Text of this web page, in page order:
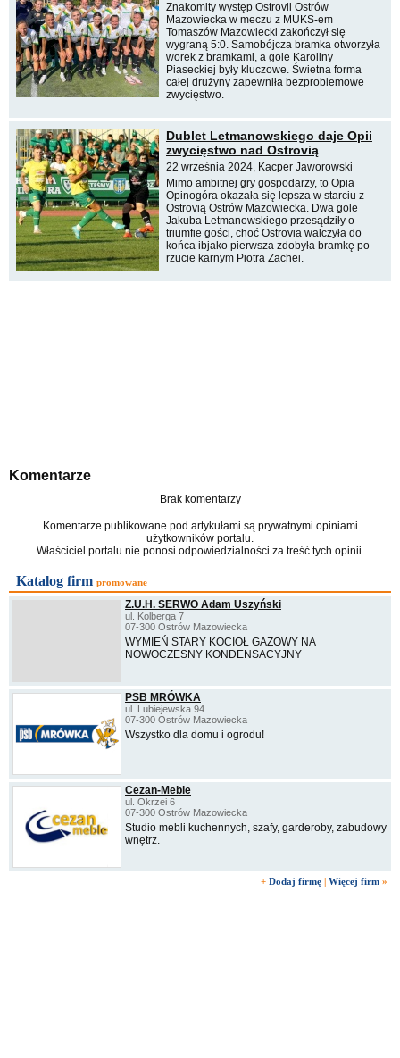
Znakomity występ Ostrovii Ostrów
Mazowiecka w meczu z MUKS-em
Tomaszów Mazowiecki zakończył się
wygraną 5:0. Samobójcza bramka otworzyła
worek z bramkami, a gole Karoliny
Piaseckiej były kluczowe. Świetna forma
całej drużyny zapewniła bezproblemowe
zwycięstwo.
Dublet Letmanowskiego daje Opii
zwycięstwo nad Ostrovią
22 września 2024, Kacper Jaworowski
Mimo ambitnej gry gospodarzy, to Opia
Opinogóra okazała się lepsza w starciu z
Ostrovią Ostrów Mazowiecka. Dwa gole
Jakuba Letmanowskiego przesądziły o
triumfie gości, choć Ostrovia walczyła do
końca ibjako pierwsza zdobyła bramkę po
rzucie karnym Piotra Zachei.
Komentarze
Brak komentarzy
Komentarze publikowane pod artykułami są prywatnymi opiniami
użytkowników portalu.
Właściciel portalu nie ponosi odpowiedzialności za treść tych opinii.
Katalog firm promowane
Z.U.H. SERWO Adam Uszyński
ul. Kolberga 7
07-300 Ostrów Mazowiecka
WYMIEŃ STARY KOCIOŁ GAZOWY NA
NOWOCZESNY KONDENSACYJNY
PSB MRÓWKA
ul. Lubiejewska 94
07-300 Ostrów Mazowiecka
Wszystko dla domu i ogrodu!
Cezan-Meble
ul. Okrzei 6
07-300 Ostrów Mazowiecka
Studio mebli kuchennych, szafy, garderoby, zabudowy
wnętrz.
+ Dodaj firmę | Więcej firm »